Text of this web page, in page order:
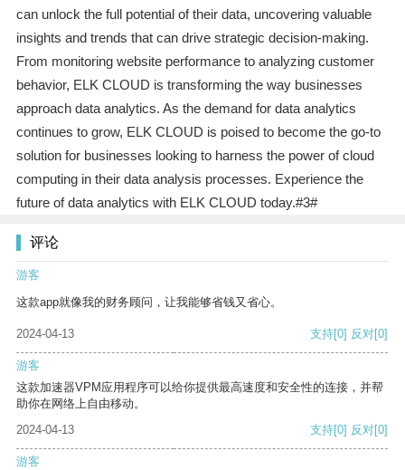
can unlock the full potential of their data, uncovering valuable
insights and trends that can drive strategic decision-making.
From monitoring website performance to analyzing customer
behavior, ELK CLOUD is transforming the way businesses
approach data analytics. As the demand for data analytics
continues to grow, ELK CLOUD is poised to become the go-to
solution for businesses looking to harness the power of cloud
computing in their data analysis processes. Experience the
future of data analytics with ELK CLOUD today.#3#
评论
游客
这款app就像我的财务顾问，让我能够省钱又省心。
2024-04-13 支持[0] 反对[0]
游客
这款加速器VPM应用程序可以给你提供最高速度和安全性的连接，并帮
助你在网络上自由移动。
2024-04-13
支持[0] 反对[0]
游客